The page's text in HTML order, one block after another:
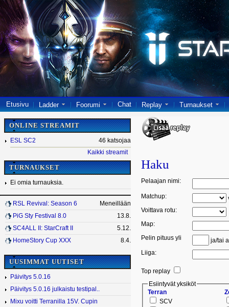
Etusivu Ladder Foorumi Chat Replay Turnaukset
ONLINE STREAMIT
ESL SC2
46 katsojaa
Kaikki streamit
TURNAUKSET
Ei omia turnauksia.
RSL Revival: Season 6
Meneillään
PiG Sty Festival 8.0
13.8.
SC4ALL II: StarCraft II
5.12.
HomeStory Cup XXX
8.4.
UUSIMMAT UUTISET
Päivitys 5.0.16
Päivitys 5.0.16 julkaistu testipal..
Mixu voitti Terranilla 15V. Cupin
Haku
Pelaajan nimi:
Matchup:
Voittava rotu:
Map:
Pelin pituus yli
ja/tai
Liiga:
Top replay
Esiintyvät yksiköt
Terran
SCV